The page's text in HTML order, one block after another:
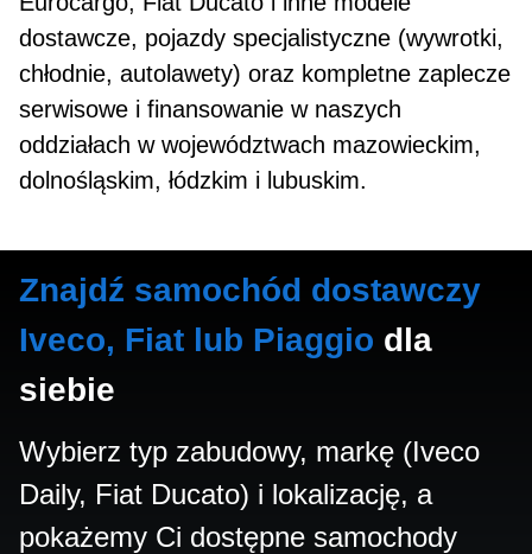
dostawcze, pojazdy specjalistyczne (wywrotki,
chłodnie, autolawety) oraz kompletne zaplecze
serwisowe i finansowanie w naszych
oddziałach w województwach mazowieckim,
dolnośląskim, łódzkim i lubuskim.
Znajdź samochód dostawczy
Iveco, Fiat lub Piaggio dla
siebie
Wybierz typ zabudowy, markę (Iveco
Daily, Fiat Ducato) i lokalizację, a
pokażemy Ci dostępne samochody